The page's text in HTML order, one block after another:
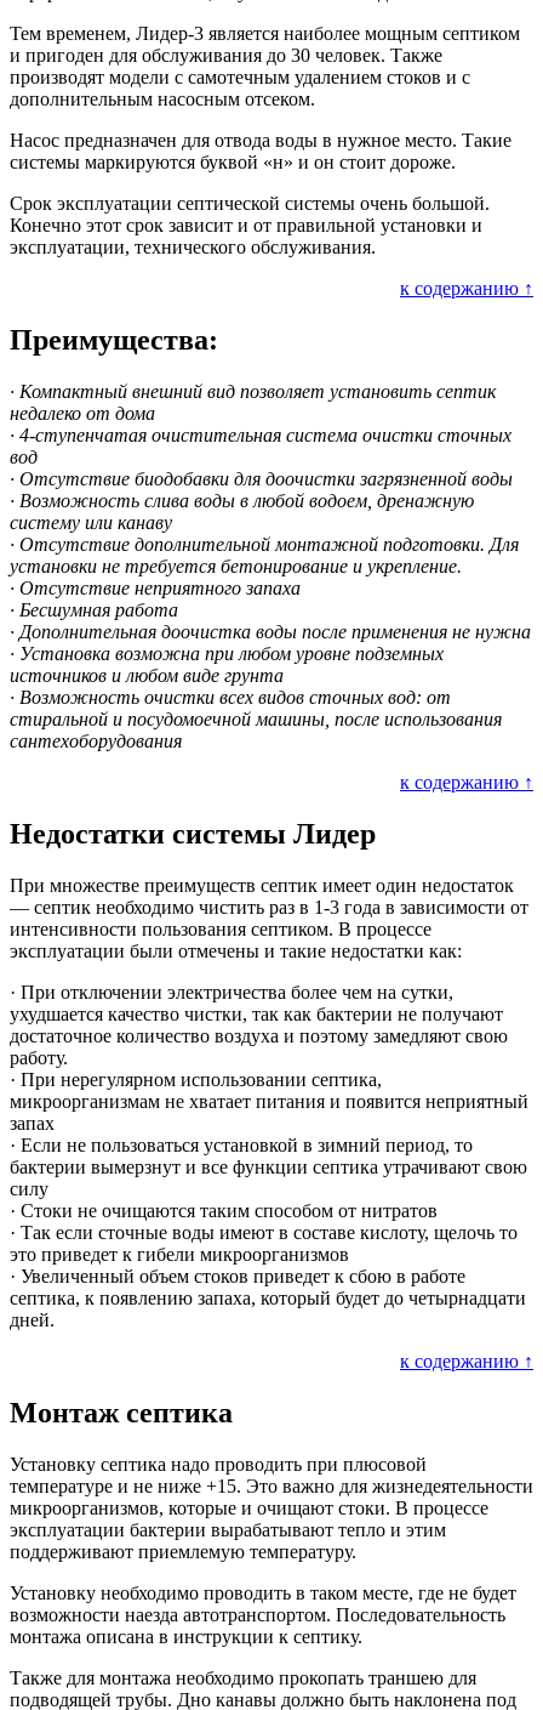
Тем временем, Лидер-3 является наиболее мощным септиком
и пригоден для обслуживания до 30 человек. Также
производят модели с самотечным удалением стоков и с
дополнительным насосным отсеком.
Насос предназначен для отвода воды в нужное место. Такие
системы маркируются буквой «н» и он стоит дороже.
Срок эксплуатации септической системы очень большой.
Конечно этот срок зависит и от правильной установки и
эксплуатации, технического обслуживания.
к содержанию ↑
Преимущества:
· Компактный внешний вид позволяет установить септик
недалеко от дома
· 4-ступенчатая очистительная система очистки сточных
вод
· Отсутствие биодобавки для доочистки загрязненной воды
· Возможность слива воды в любой водоем, дренажную
систему или канаву
· Отсутствие дополнительной монтажной подготовки. Для
установки не требуется бетонирование и укрепление.
· Отсутствие неприятного запаха
· Бесшумная работа
· Дополнительная доочистка воды после применения не нужна
· Установка возможна при любом уровне подземных
источников и любом виде грунта
· Возможность очистки всех видов сточных вод: от
стиральной и посудомоечной машины, после использования
сантехоборудования
к содержанию ↑
Недостатки системы Лидер
При множестве преимуществ септик имеет один недостаток
— септик необходимо чистить раз в 1-3 года в зависимости от
интенсивности пользования септиком. В процессе
эксплуатации были отмечены и такие недостатки как:
· При отключении электричества более чем на сутки,
ухудшается качество чистки, так как бактерии не получают
достаточное количество воздуха и поэтому замедляют свою
работу.
· При нерегулярном использовании септика,
микроорганизмам не хватает питания и появится неприятный
запах
· Если не пользоваться установкой в зимний период, то
бактерии вымерзнут и все функции септика утрачивают свою
силу
· Стоки не очищаются таким способом от нитратов
· Так если сточные воды имеют в составе кислоту, щелочь то
это приведет к гибели микроорганизмов
· Увеличенный объем стоков приведет к сбою в работе
септика, к появлению запаха, который будет до четырнадцати
дней.
к содержанию ↑
Монтаж септика
Установку септика надо проводить при плюсовой
температуре и не ниже +15. Это важно для жизнедеятельности
микроорганизмов, которые и очищают стоки. В процессе
эксплуатации бактерии вырабатывают тепло и этим
поддерживают приемлемую температуру.
Установку необходимо проводить в таком месте, где не будет
возможности наезда автотранспортом. Последовательность
монтажа описана в инструкции к септику.
Также для монтажа необходимо прокопать траншею для
подводящей трубы. Дно канавы должно быть наклонена под